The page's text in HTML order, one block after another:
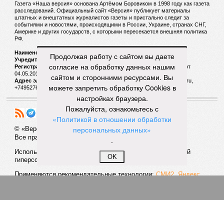
Газета «Наша версия» основана Артёмом Боровиком в 1998 году как газета
расследований. Официальный сайт «Версия» публикует материалы
штатных и внештатных журналистов газеты и пристально следит за
событиями и новостями, происходящими в России, Украине, странах СНГ,
Америке и других государств, с которыми пересекается внешняя политика
РФ.
Наименование:
Учредитель:
ООО «Версия»,Главный редактор:Горевой Р. Г.
Регистрационный номер Роскомнадзора:ЭЛ № ФС 77 - 72681 от
04.05.2018 г.
Адрес электронной почты и телефон редакции:versia@versia.ru,
+74952760348
© «Версия»
Все права защищены
Использование материалов «Версии» без индексируемой
гиперссылки запрещено
Применяются рекомендательные технологии:СМИ2, Яндекс,
Продолжая работу с сайтом вы даете
согласие на обработку данных нашим
сайтом и сторонними ресурсами. Вы
можете запретить обработку Cookies в
настройках браузера.
Пожалуйста, ознакомьтесь с
«Политикой в отношении обработки
персональных данных»
.
OK